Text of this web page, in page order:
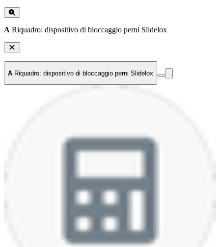
A Riquadro: dispositivo di bloccaggio perni Slidelox
A Riquadro: dispositivo di bloccaggio perni Slidelox